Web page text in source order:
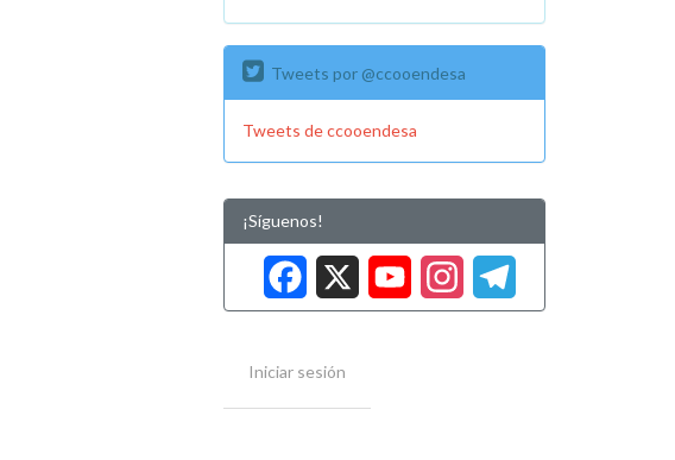
Tweets por @ccooendesa
Tweets de ccooendesa
¡Síguenos!
Facebook
XYouTube
Iniciar sesión